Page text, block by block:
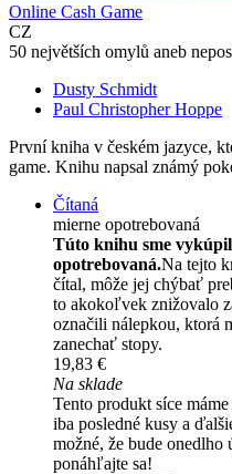
Online Cash Game
CZ
50 největších omylů aneb
Dusty Schmidt
Paul Christopher Hoppe
První kniha v českém jazyce,
game. Knihu napsal známý
Čítaná
mierne opotrebovaná
Túto knihu sme
opotrebovaná.Na tejto
čítal, môže jej chýbať
to akokoľvek znižovalo
označili nálepkou, ktorá
zanechať stopy.
19,83 €
Na sklade
Tento produkt síce
iba posledné kusy a
možné, že bude
ponáhľajte sa!